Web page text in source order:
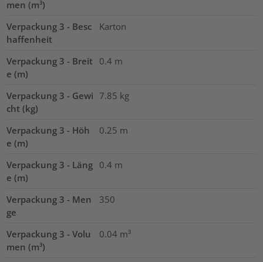
men (m³)
Verpackung 3 - Besc
haffenheit
Karton
Verpackung 3 - Breit
e (m)
0.4 m
Verpackung 3 - Gewi
cht (kg)
7.85 kg
Verpackung 3 - Höh
e (m)
0.25 m
Verpackung 3 - Läng
e (m)
0.4 m
Verpackung 3 - Men
ge
350
Verpackung 3 - Volu
men (m³)
0.04 m³